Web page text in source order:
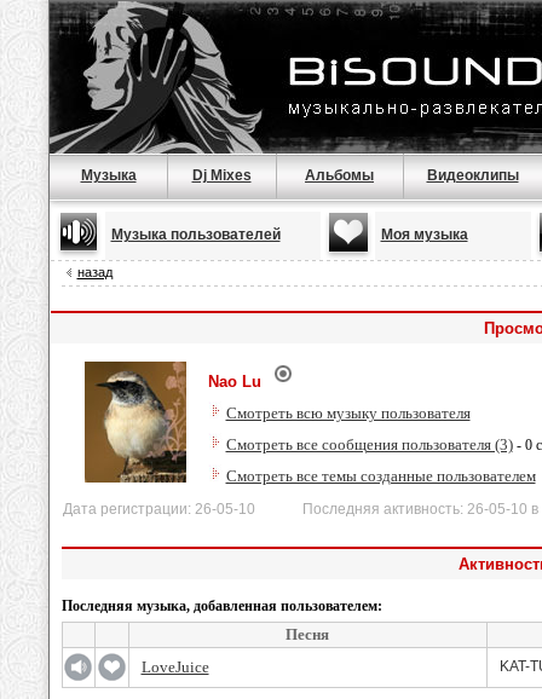
Музыка Dj Mixes Альбомы Видеоклипы
Музыка пользователей Моя музыка
назад
Nao Lu
Смотреть всю музыку пользователя
Смотреть все сообщения пользователя (3)- 0
Смотреть все темы созданные пользователем
Дата регистрации: 26-05-10 Последняя активность: 26-05-10 в
Последняя музыка, добавленная пользователем:
Песня
LoveJuice
KAT-